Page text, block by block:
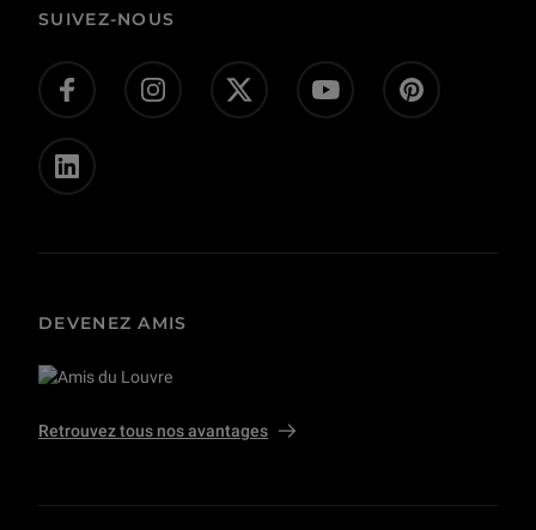
Actes administratifs
Presse
Donnez-nous votre avis !
Offres d’emploi - concours
Privatisations et tournages
SUIVEZ-NOUS
DEVENEZ AMIS
Retrouvez tous nos avantages